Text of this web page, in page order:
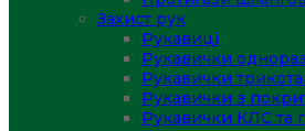
Захист рук
Рукавиці
Рукавички
Рукавички
Рукавички з
Рукавички КЛС та